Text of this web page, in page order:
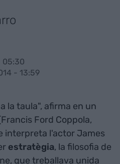
05:30
- 13:59
a la taula", afirma en un
Ford Coppola,
interpreta l'actor James
estratègia, la filosofia de
que treballava unida